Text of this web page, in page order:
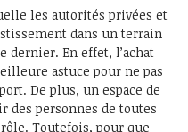
les autorités privées et
dans un terrain
dernier. En effet, l’achat
astuce pour ne pas
De plus, un espace de
des personnes de toutes
Toutefois, pour que